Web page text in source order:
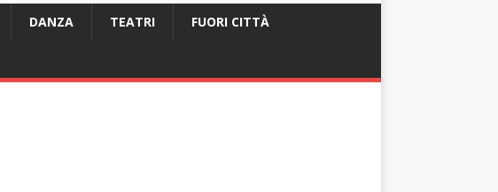
DANZA TEATRI FUORI CITTÀ